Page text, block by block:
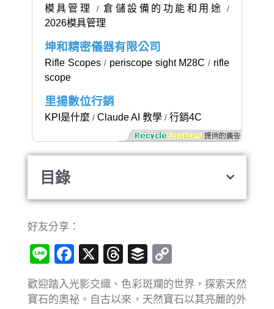
模具管理 /倉儲設備的功能和用途 /
2026模具管理
坤和精密儀器有限公司
Rifle Scopes/ periscope sight M28C / rifle
scope
里揚數位行銷
KPI是什麼 / Claude AI 教學/ 行銷4C
目錄
好友分享：
LineFacebook
X Threads
Buffer
Link
歡迎踏入光影交織、色彩斑斕的世界，探索天然
寶石的奧祕。自古以來，天然寶石以其亮麗的外